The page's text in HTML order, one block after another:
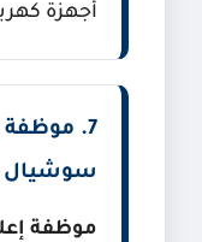
أجهزة كهربائية.
7.
سوشيال
موظفة